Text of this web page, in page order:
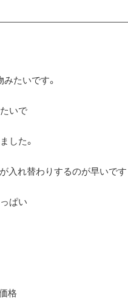
たいです。
いで
した。
入れ替わりするのが早いです
ぱい
格